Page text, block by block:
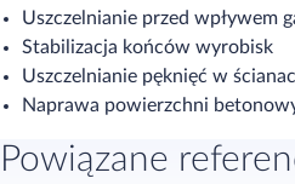
Uszczelnianie przed wpływem
Stabilizacja końców wyrobisk
Uszczelnianie pęknięć w
Naprawa powierzchni
Powiązane